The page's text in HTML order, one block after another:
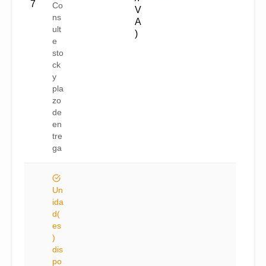
7
Co
ns
ult
e
sto
ck
y
pla
zo
de
en
tre
ga
V
A
)
Un
ida
d(
es
)
dis
po